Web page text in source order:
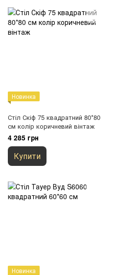
Новинка
Стіл Скіф 75 квадратний 80*80
см колір коричневий вінтаж
4 285 грн
Купити
Новинка